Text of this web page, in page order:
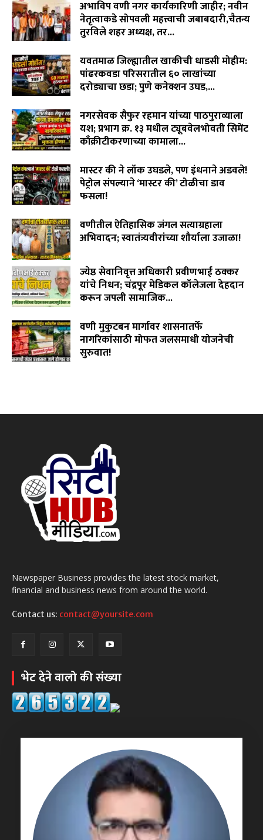
अभाविप वणी नगर कार्यकारिणी जाहीर; नवीन
नेतृत्वाकडे सोपवली महत्त्वाची जबाबदारी,चैतन्य
तुरविले शहर अध्यक्ष, तर...
यवतमाळ जिल्ह्यातील खाकीची धाडसी मोहीम:
पांढरकवडा परिसरातील ६० लाखांच्या
दरोड्याचा छडा; पुणे कनेक्शन उघड,...
नगरसेवक सैफुर रहमान यांच्या पाठपुराव्याला
यश; प्रभाग क्र. १३ मधील ट्यूबवेलभोवती सिमेंट
काँक्रीटीकरणाच्या कामाला...
मास्टर की ने लॉक उघडले, पण इंधनाने अडवले!
पेट्रोल संपल्याने ‘मास्टर की’ टोळीचा डाव
फसला!
वणीतील ऐतिहासिक जंगल सत्याग्रहाला
अभिवादन; स्वातंत्र्यवीरांच्या शौर्याला उजाळा!
ज्येष्ठ सेवानिवृत्त अधिकारी प्रवीणभाई ठक्कर
यांचे निधन; चंद्रपूर मेडिकल कॉलेजला देहदान
करून जपली सामाजिक...
वणी मुकुटबन मार्गावर शासनातर्फे
नागरिकांसाठी मोफत जलसमाधी योजनेची
सुरुवात!
Newspaper Business provides the latest stock market,
financial and business news from around the world.
Contact us: contact@yoursite.com
भेट देने वालो की संख्या